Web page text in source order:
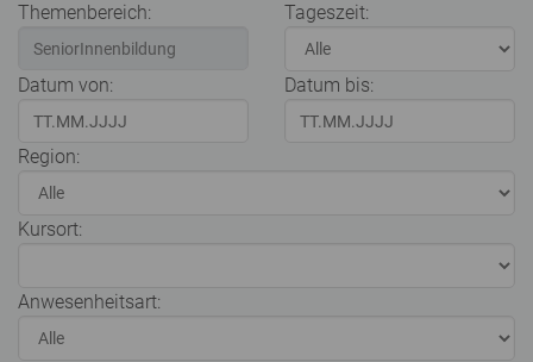
Themenbereich: Tageszeit:
Datum von: Datum bis:
Region:
Kursort:
Anwesenheitsart: